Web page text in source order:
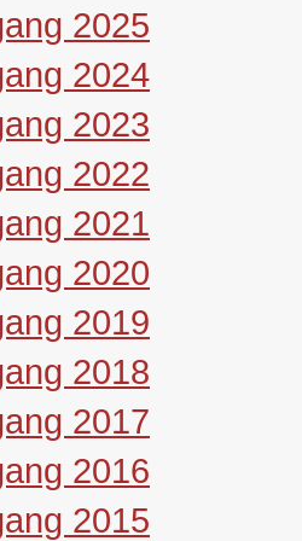
2025
2024
2023
2022
2021
2020
2019
2018
2017
2016
2015